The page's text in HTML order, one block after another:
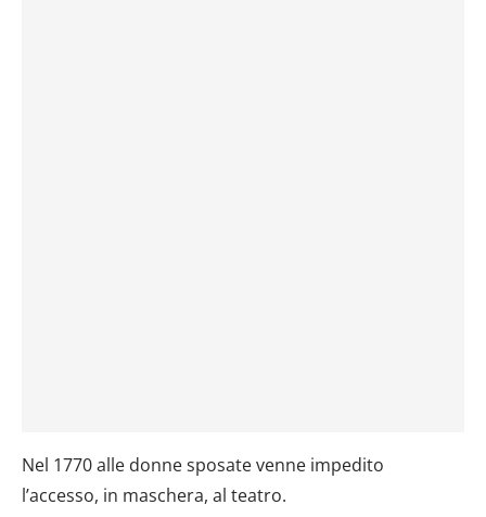
Nel 1770 alle donne sposate venne impedito
l’accesso, in maschera, al teatro.